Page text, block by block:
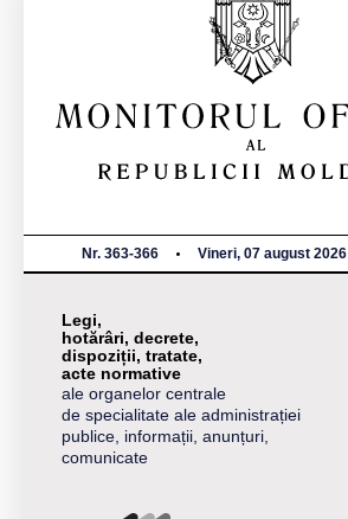
Nr. 363-366 Vineri, 07 august 2026
Legi,
hotărâri, decrete,
dispoziții, tratate,
acte normative
ale organelor centrale
de specialitate ale administrației
publice, informații, anunțuri,
comunicate